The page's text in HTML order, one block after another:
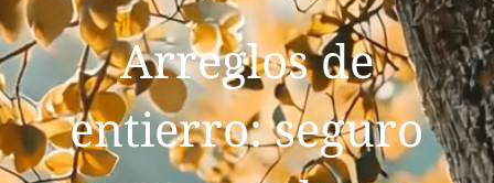
Arreglos de
entierro: seguro